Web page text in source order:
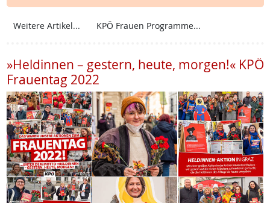
Weitere Artikel... KPÖ Frauen Programme...
»Heldinnen – gestern, heute, morgen!« KPÖ
Frauentag 2022